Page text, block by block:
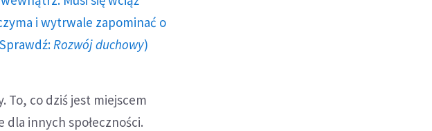
i wytrwale zapominać o
Rozwój duchowy)
To, co dziś jest miejscem
innych społeczności.